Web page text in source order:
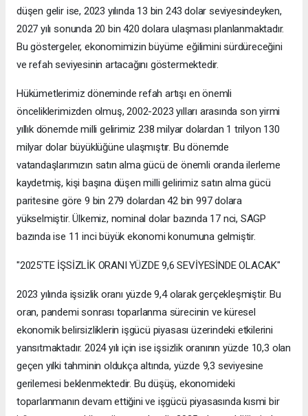
düşen gelir ise, 2023 yılında 13 bin 243 dolar seviyesindeyken,
2027 yılı sonunda 20 bin 420 dolara ulaşması planlanmaktadır.
Bu göstergeler, ekonomimizin büyüme eğilimini sürdüreceğini
ve refah seviyesinin artacağını göstermektedir.
Hükümetlerimiz döneminde refah artışı en önemli
önceliklerimizden olmuş, 2002-2023 yılları arasında son yirmi
yıllık dönemde milli gelirimiz 238 milyar dolardan 1 trilyon 130
milyar dolar büyüklüğüne ulaşmıştır. Bu dönemde
vatandaşlarımızın satın alma gücü de önemli oranda ilerleme
kaydetmiş, kişi başına düşen milli gelirimiz satın alma gücü
paritesine göre 9 bin 279 dolardan 42 bin 997 dolara
yükselmiştir. Ülkemiz, nominal dolar bazında 17 nci, SAGP
bazında ise 11 inci büyük ekonomi konumuna gelmiştir.
"2025'TE İŞSİZLİK ORANI YÜZDE 9,6 SEVİYESİNDE OLACAK"
2023 yılında işsizlik oranı yüzde 9,4 olarak gerçekleşmiştir. Bu
oran, pandemi sonrası toparlanma sürecinin ve küresel
ekonomik belirsizliklerin işgücü piyasası üzerindeki etkilerini
yansıtmaktadır. 2024 yılı için ise işsizlik oranının yüzde 10,3 olan
geçen yılki tahminin oldukça altında, yüzde 9,3 seviyesine
gerilemesi beklenmektedir. Bu düşüş, ekonomideki
toparlanmanın devam ettiğini ve işgücü piyasasında kısmi bir